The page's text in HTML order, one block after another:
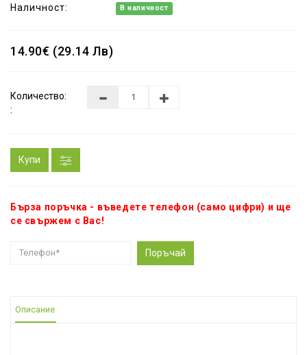
Наличност:
В наличност
14.90€ (29.14 Лв)
Количество:
:
Купи
Бърза поръчка - въведете телефон (само цифри) и ще
се свържем с Вас!
Поръчай
Описание